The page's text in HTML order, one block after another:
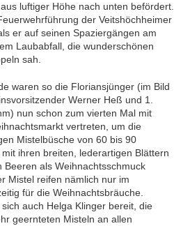
luftiger Höhe nach unten befördert.
der Veitshöchheimer
er auf seinen Spaziergängen am
Laubabfall, die wunderschönen
sah.
waren so die Floriansjünger (im Bild
Werner Heß und 1.
nun schon zum vierten Mal mit
vertreten, um die
Mistelbüsche von 60 bis 90
ihren breiten, lederartigen Blättern
als Weihnachtsschmuck
Mistel reifen nämlich nur im
für die Weihnachtsbräuche.
auch Helga Klinger bereit, die
geernteten Misteln an allen